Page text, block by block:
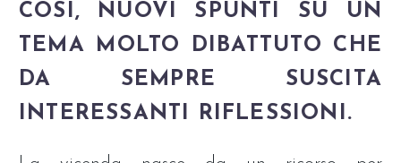
COSÌ, NUOVI SPUNTI SU UN
TEMA MOLTO DIBATTUTO CHE
DA SEMPRE SUSCITA
INTERESSANTI RIFLESSIONI.